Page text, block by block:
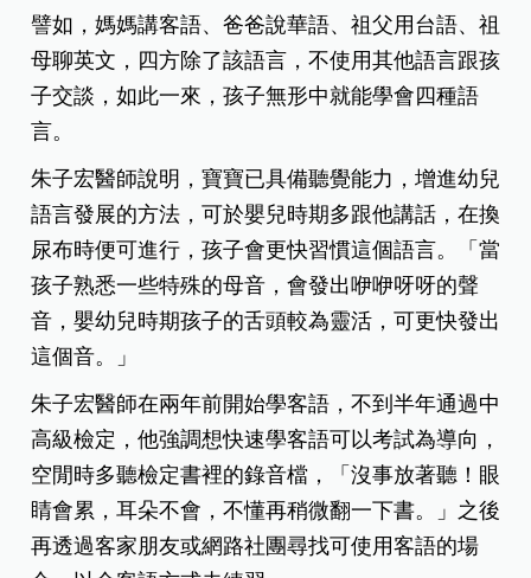
譬如，媽媽講客語、爸爸說華語、祖父用台語、祖
母聊英文，四方除了該語言，不使用其他語言跟孩
子交談，如此一來，孩子無形中就能學會四種語
言。
朱子宏醫師說明，寶寶已具備聽覺能力，增進幼兒
語言發展的方法，可於嬰兒時期多跟他講話，在換
尿布時便可進行，孩子會更快習慣這個語言。「當
孩子熟悉一些特殊的母音，會發出咿咿呀呀的聲
音，嬰幼兒時期孩子的舌頭較為靈活，可更快發出
這個音。」
朱子宏醫師在兩年前開始學客語，不到半年通過中
高級檢定，他強調想快速學客語可以考試為導向，
空閒時多聽檢定書裡的錄音檔，「沒事放著聽！眼
睛會累，耳朵不會，不懂再稍微翻一下書。」之後
再透過客家朋友或網路社團尋找可使用客語的場